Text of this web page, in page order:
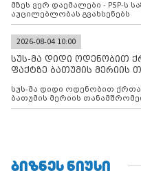
მზეს ვერ დაემალები - PSP-ს
აუცილებლობას გვახსენებს
2026-08-04 10:00
სუს-მა დიდი ოდენობით
ფაქტზე ბათუმის მერიის
სუს-მა დიდი ოდენობით ქრთამის მოთხოვნისა და აღების ფაქტზე
ბათუმის მერიის
ᲑᲘᲖᲜᲔᲡ ᲜᲘᲣᲡᲘ